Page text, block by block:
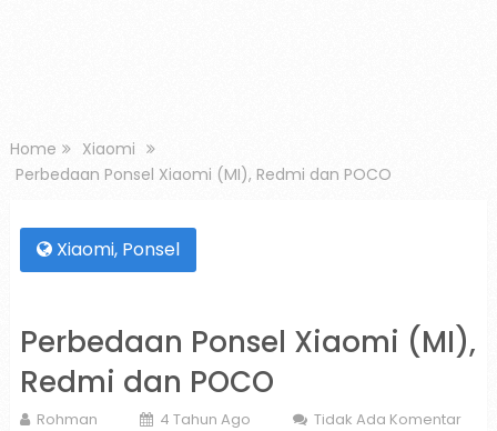
Home
Xiaomi
Perbedaan Ponsel Xiaomi (MI), Redmi dan POCO
Xiaomi, Ponsel
Perbedaan Ponsel Xiaomi (MI),
Redmi dan POCO
Rohman 4 Tahun Ago Tidak Ada Komentar